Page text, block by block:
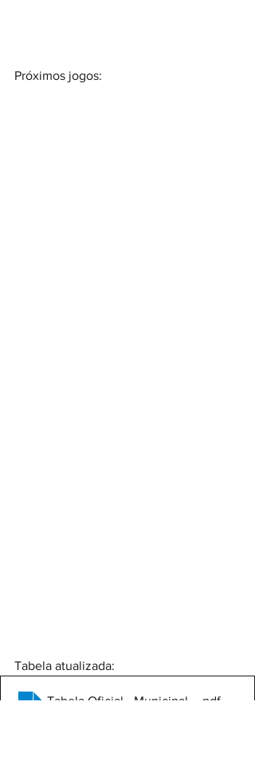
Próximos jogos:
Tabela atualizada:
Tabela Oficial - Municipal Society
.pdf